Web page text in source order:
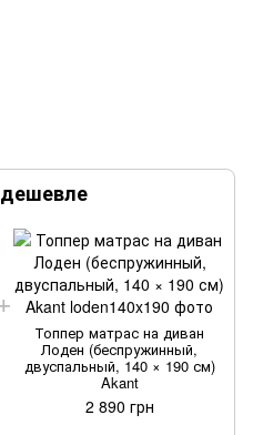
Топпер матрас на диван
Лоден (беспружинный,
двуспальный, 140 × 190 см)
Akant
2 890 грн